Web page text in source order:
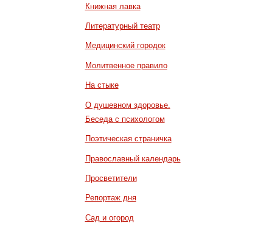
Книжная лавка
Литературный театр
Медицинский городок
Молитвенное правило
На стыке
О душевном здоровье.
Беседа с психологом
Поэтическая страничка
Православный календарь
Просветители
Репортаж дня
Сад и огород